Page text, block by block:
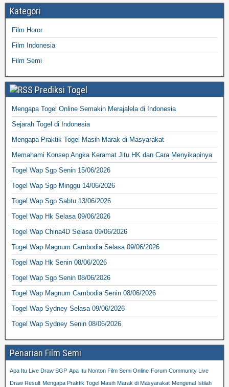
Kategori
Film Horor
Film Indonesia
Film Semi
Prediksi Togel
Mengapa Togel Online Semakin Merajalela di Indonesia
Sejarah Togel di Indonesia
Mengapa Praktik Togel Masih Marak di Masyarakat
Memahami Konsep Angka Keramat Jitu HK dan Cara Menyikapinya
Togel Wap Sgp Senin 15/06/2026
Togel Wap Sgp Minggu 14/06/2026
Togel Wap Sgp Sabtu 13/06/2026
Togel Wap Hk Selasa 09/06/2026
Togel Wap China4D Selasa 09/06/2026
Togel Wap Magnum Cambodia Selasa 09/06/2026
Togel Wap Hk Senin 08/06/2026
Togel Wap Sgp Senin 08/06/2026
Togel Wap Magnum Cambodia Senin 08/06/2026
Togel Wap Sydney Selasa 09/06/2026
Togel Wap Sydney Senin 08/06/2026
Penarian Film Semi
Apa Itu Live Draw SGP Apa Itu Nonton Film Semi Online Forum Community Live
Draw Result Mengapa Praktik Togel Masih Marak di Masyarakat Mengenal Istilah